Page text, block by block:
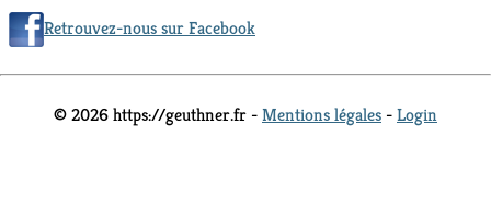
Retrouvez-nous sur Facebook
© 2026 https://geuthner.fr -Mentions légales -Login